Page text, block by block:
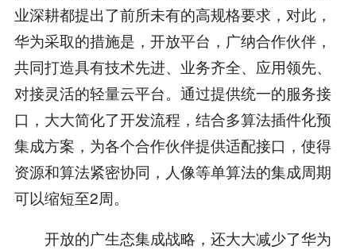
业深耕都提出了前所未有的高规格要求，对此，
华为采取的措施是，开放平台，广纳合作伙伴，
共同打造具有技术先进、业务齐全、应用领先、
对接灵活的轻量云平台。通过提供统一的服务接
口，大大简化了开发流程，结合多算法插件化预
集成方案，为各个合作伙伴提供适配接口，使得
资源和算法紧密协同，人像等单算法的集成周期
可以缩短至2周。
开放的广生态集成战略，还大大减少了华为